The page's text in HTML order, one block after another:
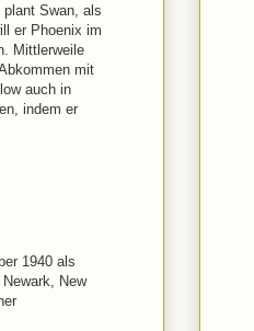
plant Swan, als
er Phoenix im
Mittlerweile
mit
auch in
indem er
1940 als
New